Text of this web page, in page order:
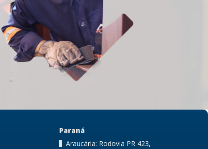
Paraná
Araucária: Rodovia PR 423,